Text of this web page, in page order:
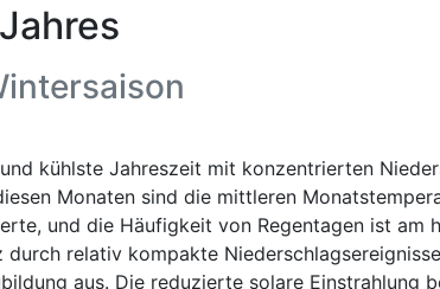
kühlste Jahreszeit mit konzentrierten
Monaten sind die mittleren
und die Häufigkeit von Regentagen ist am
durch relativ kompakte
aus. Die reduzierte solare Einstrahlung